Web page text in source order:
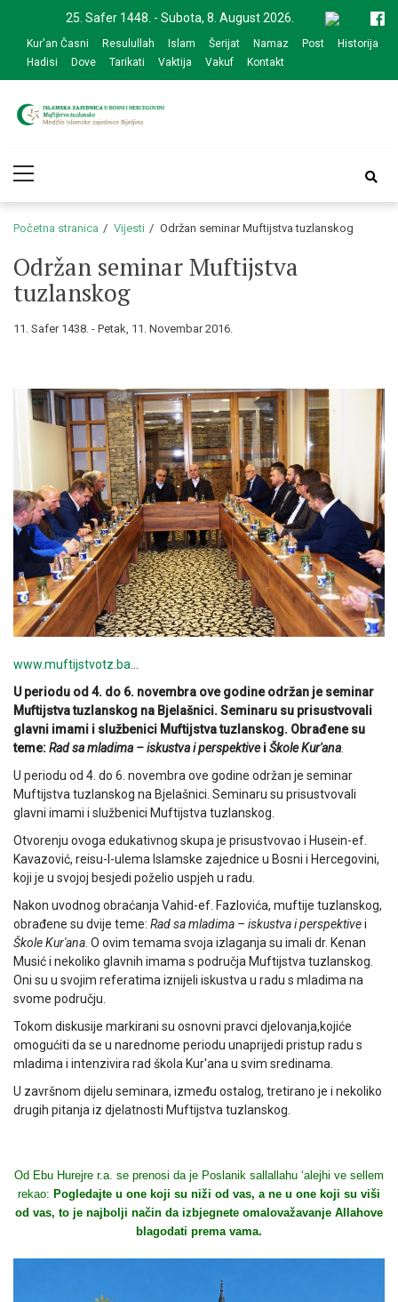
navigation
content
25. Safer 1448. - Subota, 8. August 2026.
Kur'an Časni Resulullah Islam Šerijat Namaz Post
Historija
Hadisi
Dove Tarikati Vaktija Vakuf Kontakt
zajednice Bijeljina
Menu
Početna stranica Vijesti Održan seminar Muftijstva tuzlanskog
Održan seminar Muftijstva
tuzlanskog
11. Safer 1438. - Petak, 11. Novembar 2016.
www.muftijstvotz.ba
U periodu od 4. do 6. novembra ove godine održan je seminar
Muftijstva tuzlanskog na Bjelašnici. Seminaru su prisustvovali
glavni imami i službenici Muftijstva tuzlanskog. Obrađene su
teme:Rad sa mladima – iskustva i perspektiveiŠkole Kur'ana
U periodu od 4. do 6. novembra ove godine održan je seminar
Muftijstva tuzlanskog na Bjelašnici. Seminaru su prisustvovali
glavni imami i službenici Muftijstva tuzlanskog.
Otvorenju ovoga edukativnog skupa je prisustvovao i Husein-ef.
Kavazović, reisu-l-ulema Islamske zajednice u Bosni i Hercegovini,
koji je u svojoj besjedi poželio uspjeh u radu.
Nakon uvodnog obraćanja Vahid-ef. Fazlovića, muftije tuzlanskog,
obrađene su dvije teme: Rad sa mladima – iskustva i perspektivei
Škole Kur'ana . O ovim temama svoja izlaganja su imali dr. Kenan
Musić i nekoliko glavnih imama s područja Muftijstva tuzlanskog.
Oni su u svojim referatima iznijeli iskustva u radu s mladima na
svome području.
Tokom diskusije markirani su osnovni pravci djelovanja,kojiće
omogućiti da se u narednome periodu unaprijedi pristup radu s
mladima i intenzivira rad škola Kur'ana u svim sredinama.
U završnom dijelu seminara, između ostalog, tretirano je i nekoliko
drugih pitanja iz djelatnosti Muftijstva tuzlanskog.
Od Ebu Hurejre r.a. se prenosi da je Poslanik sallallahu ‘alejhi ve sellem
rekao: Pogledajte u one koji su niži od vas, a ne u one koji su viši
od vas, to je najbolji način da izbjegnete omalovažavanje Allahove
blagodati prema vama.